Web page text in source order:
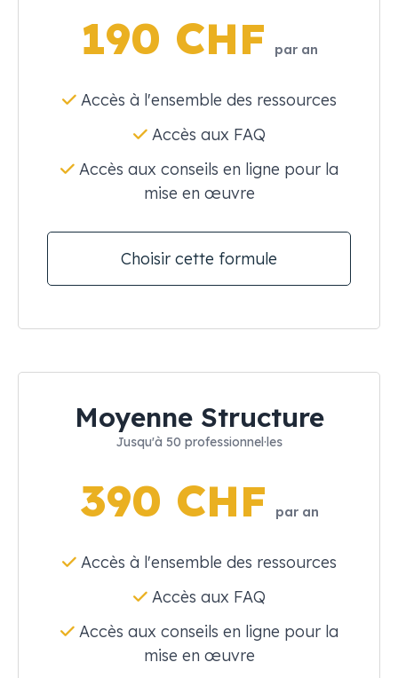
190 CHF par an
Accès à l'ensemble des ressources
Accès aux FAQ
Accès aux conseils en ligne pour la
mise en œuvre
Choisir cette formule
Moyenne Structure
Jusqu'à 50 professionnel·les
390 CHF par an
Accès à l'ensemble des ressources
Accès aux FAQ
Accès aux conseils en ligne pour la
mise en œuvre